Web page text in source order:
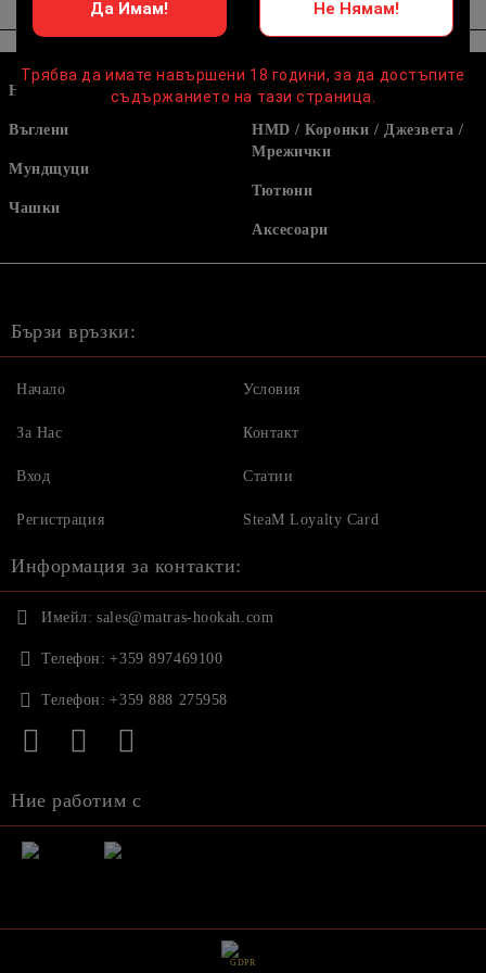
Наргилета
Въглени
Мундщуци
Чашки
Маркучи и накрайници
HMD / Коронки / Джезвета /
Мрежички
Тютюни
Аксесоари
Бързи връзки:
Начало
За Нас
Вход
Регистрация
Условия
Контакт
Статии
SteaM Loyalty Card
Информация за контакти:
Имейл: sales@matras-hookah.com
Телефон: +359 897469100
Телефон: +359 888 275958
Ние работим с
GDPR
Да Имам! Не Нямам!
Трябва да имате навършени 18 години, за да достъпите
съдържанието на тази страница.